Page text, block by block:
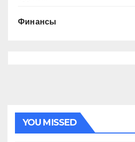
Финансы
YOU MISSED